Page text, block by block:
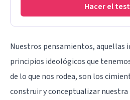
Hacer el test
Nuestros pensamientos, aquellas
principios ideológicos que
de lo que nos rodea, son los
construir y conceptualizar nuestra